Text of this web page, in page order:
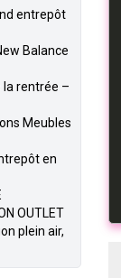
entrepôt
Balance
la rentrée –
Meubles
en
OUTLET
plein air,